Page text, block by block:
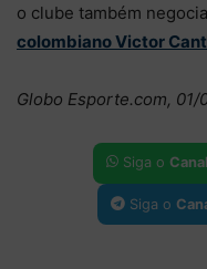
o clube também
colombiano Victor
Globo Esporte.com, 01/
Siga o
Siga o